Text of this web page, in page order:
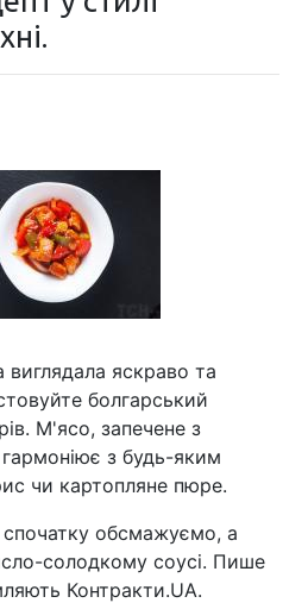
яскраво та
болгарський
М'ясо, запечене з
з будь-яким
чи картопляне пюре.
спочатку обсмажуємо, а
солодкому соусі. Пише
Контракти.UA.